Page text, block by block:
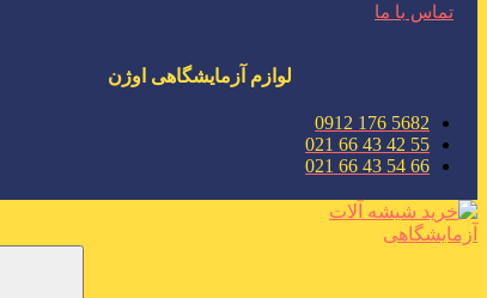
تماس با ما
لوازم آزمایشگاهی اوژن
5682 176 0912
55 42 43 66 021
66 54 43 66 021